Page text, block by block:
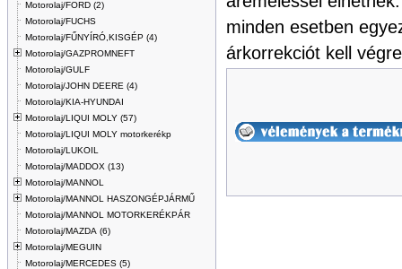
Motorolaj/FORD (2)
Motorolaj/FUCHS
Motorolaj/FŰNYÍRÓ,KISGÉP (4)
Motorolaj/GAZPROMNEFT
Motorolaj/GULF
Motorolaj/JOHN DEERE (4)
Motorolaj/KIA-HYUNDAI
Motorolaj/LIQUI MOLY (57)
Motorolaj/LIQUI MOLY motorkerékp
Motorolaj/LUKOIL
Motorolaj/MADDOX (13)
Motorolaj/MANNOL
Motorolaj/MANNOL HASZONGÉPJÁRMŰ
Motorolaj/MANNOL MOTORKERÉKPÁR
Motorolaj/MAZDA (6)
Motorolaj/MEGUIN
Motorolaj/MERCEDES (5)
minden esetben
árkorrekciót kell